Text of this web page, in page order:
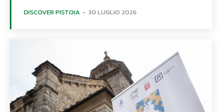
DISCOVER PISTOIA - 30 LUGLIO 2026